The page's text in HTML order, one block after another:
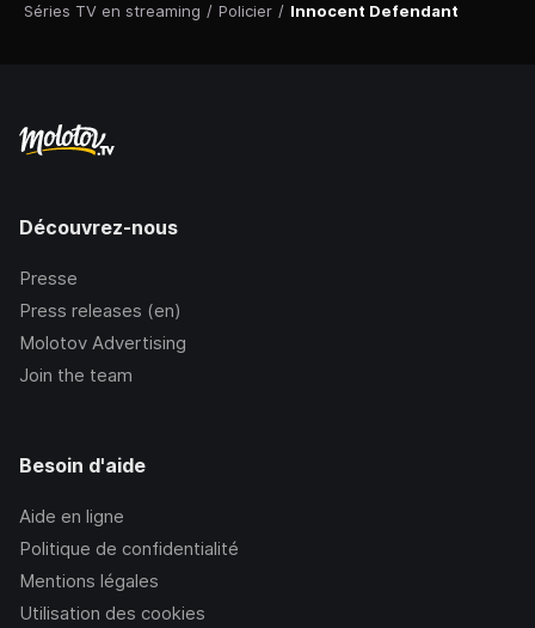
Séries TV en streaming / Policier / Innocent Defendant
Découvrez-nous
Presse
Press releases (en)
Molotov Advertising
Join the team
Besoin d'aide
Aide en ligne
Politique de confidentialité
Mentions légales
Utilisation des cookies